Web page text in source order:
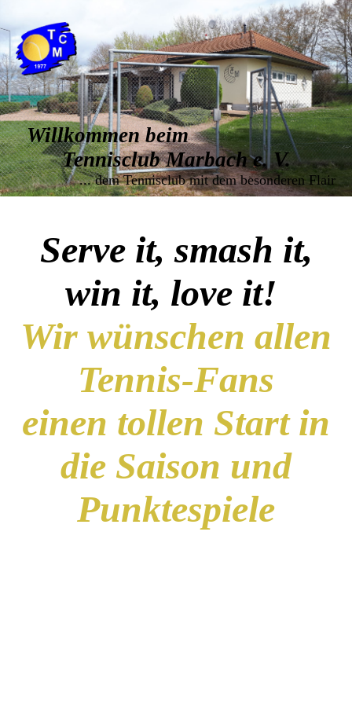
Willkommen beim
Tennisclub Marbach e. V.
... dem Tennisclub mit dem besonderen Flair
Serve it, smash it,
win it, love it!
Wir wünschen allen
Tennis-Fans
einen tollen Start in
die Saison und
Punktespiele